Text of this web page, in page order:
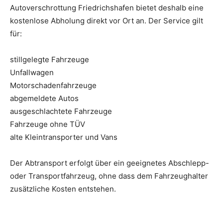
Autoverschrottung Friedrichshafen bietet deshalb eine
kostenlose Abholung direkt vor Ort an. Der Service gilt
für:
stillgelegte Fahrzeuge
Unfallwagen
Motorschadenfahrzeuge
abgemeldete Autos
ausgeschlachtete Fahrzeuge
Fahrzeuge ohne TÜV
alte Kleintransporter und Vans
Der Abtransport erfolgt über ein geeignetes Abschlepp-
oder Transportfahrzeug, ohne dass dem Fahrzeughalter
zusätzliche Kosten entstehen.